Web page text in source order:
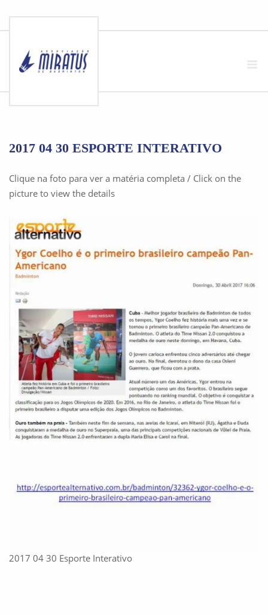
content
2017 04 30 ESPORTE INTERATIVO
Clique na foto para ver a matéria completa / Click on the
picture to view the details
2017 04 30 Esporte Interativo